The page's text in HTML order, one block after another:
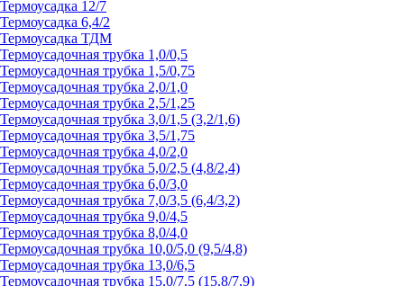
Термоусадка 12/7
Термоусадка 6,4/2
Термоусадка ТДМ
Термоусадочная трубка 1,0/0,5
Термоусадочная трубка 1,5/0,75
Термоусадочная трубка 2,0/1,0
Термоусадочная трубка 2,5/1,25
Термоусадочная трубка 3,0/1,5 (3,2/1,6)
Термоусадочная трубка 3,5/1,75
Термоусадочная трубка 4,0/2,0
Термоусадочная трубка 5,0/2,5 (4,8/2,4)
Термоусадочная трубка 6,0/3,0
Термоусадочная трубка 7,0/3,5 (6,4/3,2)
Термоусадочная трубка 9,0/4,5
Термоусадочная трубка 8,0/4,0
Термоусадочная трубка 10,0/5,0 (9,5/4,8)
Термоусадочная трубка 13,0/6,5
Термоусадочная трубка 15,0/7,5 (15,8/7,9)